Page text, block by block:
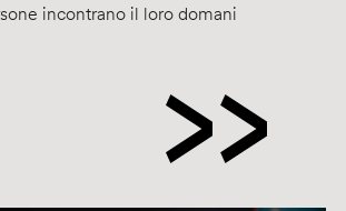
incontrano il loro domani